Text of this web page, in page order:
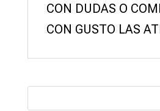
CON DUDAS O
CON GUSTO LAS